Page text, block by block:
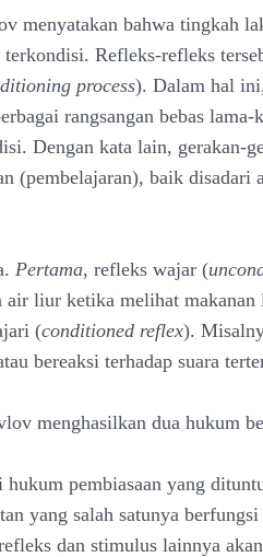
menyatakan bahwa tingkah
Refleks-refleks
process). Dalam hal
rangsangan bebas lama-
Dengan kata lain, gerakan-
(pembelajaran), baik disadari
Pertama, refleks wajar (
liur ketika melihat makanan
(conditioned reflex).
bereaksi terhadap suara
menghasilkan dua hukum
hukum pembiasaan yang
yang salah satunya berfungsi
dan stimulus lainnya